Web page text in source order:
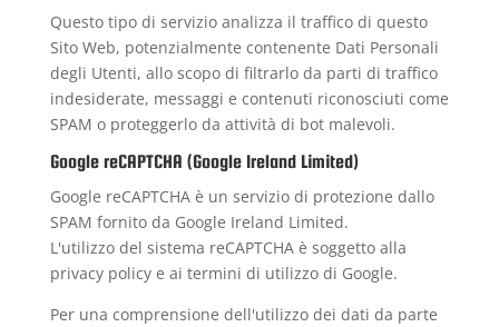
Questo tipo di servizio analizza il traffico di questo
Sito Web, potenzialmente contenente Dati Personali
degli Utenti, allo scopo di filtrarlo da parti di traffico
indesiderate, messaggi e contenuti riconosciuti come
SPAM o proteggerlo da attività di bot malevoli.
Google reCAPTCHA (Google Ireland Limited)
Google reCAPTCHA è un servizio di protezione dallo
SPAM fornito da Google Ireland Limited.
L'utilizzo del sistema reCAPTCHA è soggetto alla
privacy policye ai termini di utilizzodi Google.
Per una comprensione dell'utilizzo dei dati da parte